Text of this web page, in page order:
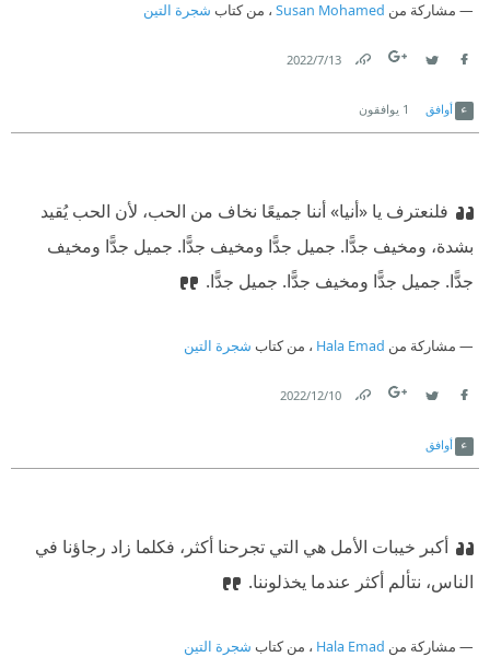
مشاركة من Susan Mohamed ، من كتاب شجرة التين
13‏/7‏/2022
أوافق 1 يوافقون
فلنعترف يا «أنيا» أننا جميعًا نخاف من الحب، لأن الحب يُقيد
بشدة، ومخيف جدًّا. جميل جدًّا ومخيف جدًّا. جميل جدًّا ومخيف
جدًّا. جميل جدًّا ومخيف جدًّا. جميل جدًّا.
مشاركة من Hala Emad ، من كتاب شجرة التين
10‏/12‏/2022
أوافق
أكبر خيبات الأمل هي التي تجرحنا أكثر، فكلما زاد رجاؤنا في
الناس، نتألم أكثر عندما يخذلوننا.
مشاركة من Hala Emad ، من كتاب شجرة التين